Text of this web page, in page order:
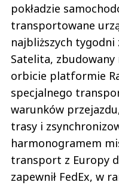
pokładzie
transportowane
najbliższych tygodni
Satelita, zbudowany
orbicie platformie
specjalnego
warunków
trasy i
harmonogramem
transport z Europy
zapewnił FedEx, w